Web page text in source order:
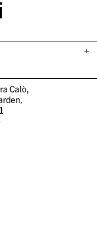
+
Calò,